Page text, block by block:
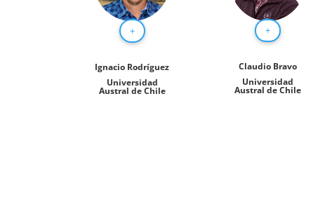
+
Ignacio Rodríguez
Universidad
Austral de Chile
+
Claudio Bravo
Universidad
Austral de Chile